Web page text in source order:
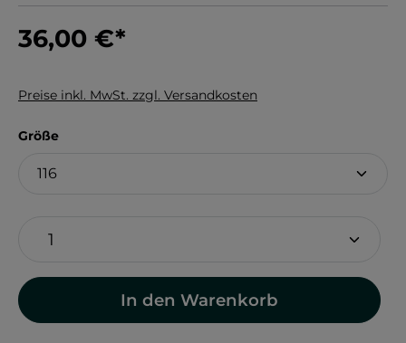
36,00 €*
Preise inkl. MwSt. zzgl. Versandkosten
Größeauswählen
In den Warenkorb